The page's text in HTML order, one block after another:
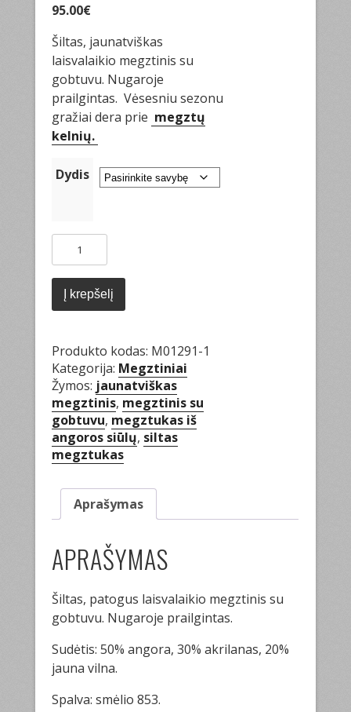
95.00€
Šiltas, jaunatviškas
laisvalaikio megztinis su
gobtuvu. Nugaroje
prailgintas. Vėsesniu sezonu
gražiai dera prie megztų
kelnių.
Dydis
kiekis:
Megztinis
su
gobtuvu
Į krepšelį
Produkto kodas: M01291-1
Kategorija: Megztiniai
Žymos: jaunatviškas
megztinis, megztinis su
gobtuvu, megztukas iš
angoros siūlų, siltas
megztukas
Aprašymas
APRAŠYMAS
Šiltas, patogus laisvalaikio megztinis su
gobtuvu. Nugaroje prailgintas.
Sudėtis: 50% angora, 30% akrilanas, 20%
jauna vilna.
Spalva: smėlio 853.